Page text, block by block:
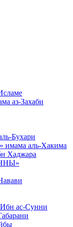
аз-Захаби
Бухари
имама аль-Хакима
Хаджара
Ибн ас-Сунни